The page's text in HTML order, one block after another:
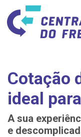
Cotação
ideal
A sua
e